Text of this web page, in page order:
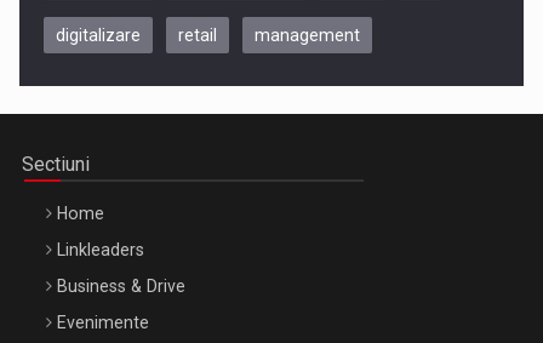
Be Inspired. Make it Happen!, CLUJ, 9 Decembrie
digitalizare retail management
Sectiuni
Home
Linkleaders
Business & Drive
Evenimente